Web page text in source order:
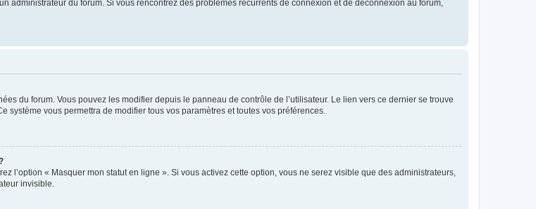
administrateur du forum. Si vous rencontrez des problèmes récurrents de connexion et de déconnexion au forum,
du forum. Vous pouvez les modifier depuis le panneau de contrôle de l’utilisateur. Le lien vers ce dernier se trouve
vous permettra de modifier tous vos paramètres et toutes vos préférences.
l’option « Masquer mon statut en ligne ». Si vous activez cette option, vous ne serez visible que des administrateurs,
invisible.